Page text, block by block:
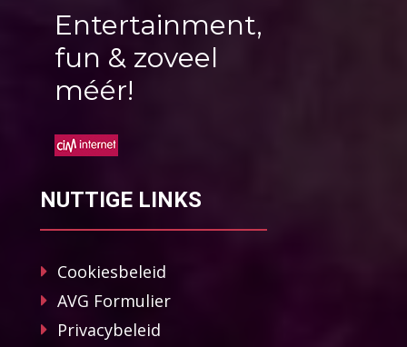
Entertainment,
fun & zoveel
méér!
NUTTIGE LINKS
Cookiesbeleid
AVG Formulier
Privacybeleid